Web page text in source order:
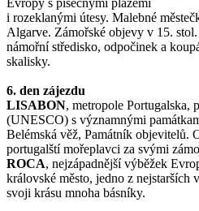
Evropy s písečnými plážemi
i rozeklanými útesy. Malebné
Algarve. Zámořské objevy v 15.
námořní středisko, odpočinek a
skalisky.
6. den zájezdu
LISABON, metropole Portugalska,
(UNESCO) s významnými
Belémská věž, Památník objevitelů.
portugalští mořeplavci za svými
ROCA, nejzápadnější výběžek
královské město, jedno z nejstarších
svoji krásu mnoha básníky.